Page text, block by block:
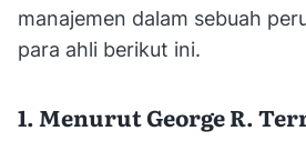
manajemen dalam sebuah
para ahli berikut ini.
1. Menurut George R.